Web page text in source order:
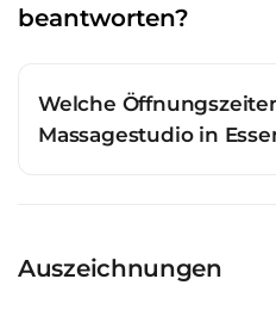
beantworten?
Welche
Massagestudio in
Auszeichnungen